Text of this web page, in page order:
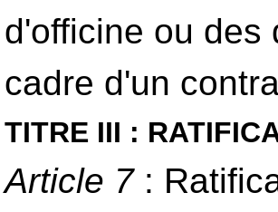
d'officine ou des
cadre d'un
TITRE III :
Article 7: